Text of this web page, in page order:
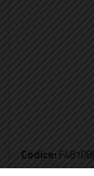
Codice: